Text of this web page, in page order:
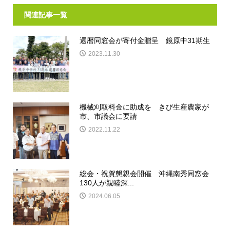
関連記事一覧
還暦同窓会が寄付金贈呈 鏡原中31期生
2023.11.30
機械刈取料金に助成を きび生産農家が
市、市議会に要請
2022.11.22
総会・祝賀懇親会開催 沖縄南秀同窓会
130人が親睦深...
2024.06.05